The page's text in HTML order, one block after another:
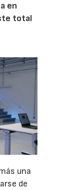
en
total
una
de